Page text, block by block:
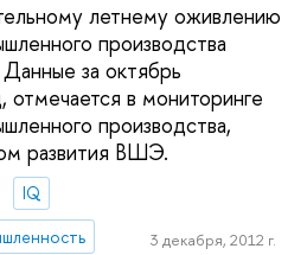
летнему оживлению
производства
за октябрь
в мониторинге
производства,
развития ВШЭ.
IQ
3 декабря, 2012 г.